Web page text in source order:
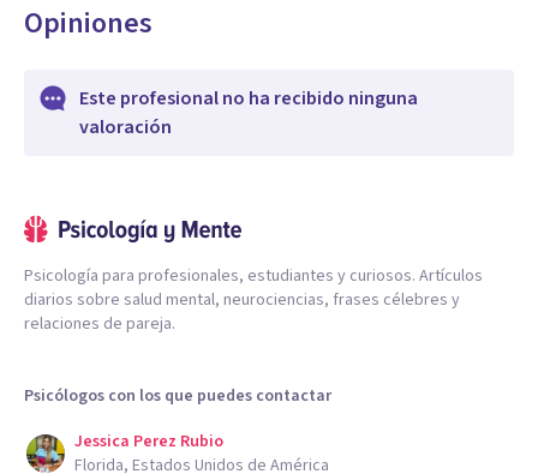
Opiniones
Este profesional no ha recibido ninguna
valoración
Psicología para profesionales, estudiantes y curiosos. Artículos
diarios sobre salud mental, neurociencias, frases célebres y
relaciones de pareja.
Psicólogos con los que puedes contactar
Jessica Perez Rubio
Florida, Estados Unidos de América